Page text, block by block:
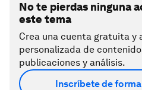
No te pierdas ninguna
este tema
Crea una cuenta gratuita y
personalizada de
publicaciones y análisis.
Inscríbete de